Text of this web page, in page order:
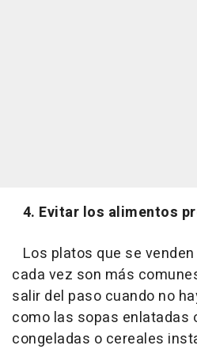
4. Evitar los alimentos
Los platos que se
cada vez son más
salir del paso cuando no
como las sopas enlatadas
congeladas o cereales